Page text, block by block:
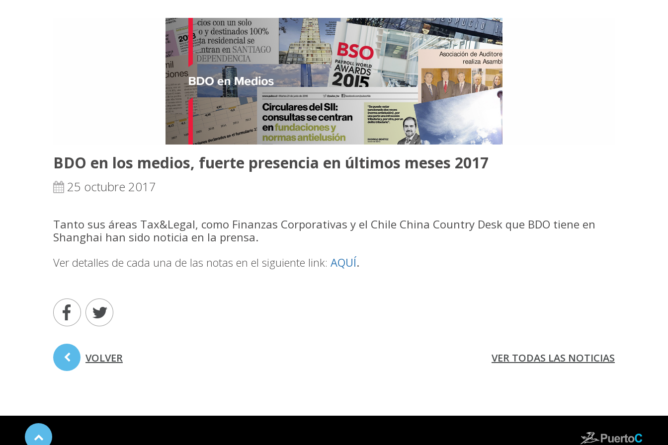
BDO en los medios, fuerte presencia en últimos meses 2017
25 octubre 2017
Tanto sus áreas Tax&Legal, como Finanzas Corporativas y el Chile China Country Desk que BDO tiene en
Shanghai han sido noticia en la prensa.
Ver detalles de cada una de las notas en el siguiente link: AQUÍ.
VER TODAS LAS NOTICIAS
VOLVER